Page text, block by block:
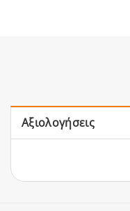
Αξιολογήσεις